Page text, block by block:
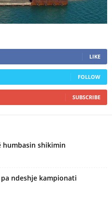
LIKE
FOLLOW
SUBSCRIBE
humbasin shikimin
ndeshje kampionati